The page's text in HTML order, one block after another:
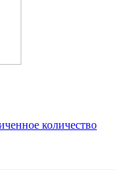
количество